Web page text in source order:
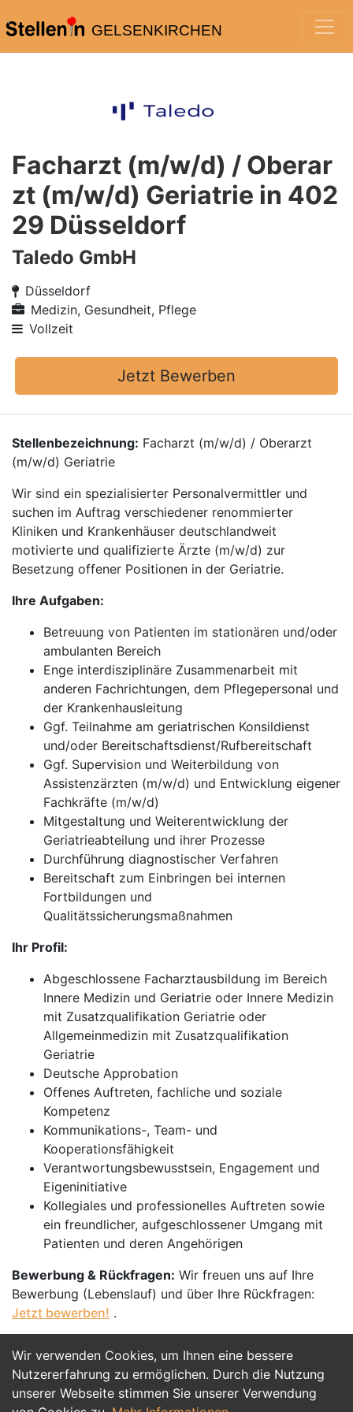
GELSENKIRCHEN
Wir verwenden Cookies, um Ihnen eine bessere
Nutzererfahrung zu ermöglichen. Durch die Nutzung
unserer Webseite stimmen Sie unserer Verwendung
Facharzt (m/w/d) / Oberar
zt (m/w/d) Geriatrie in 402
29 Düsseldorf
Taledo GmbH
Düsseldorf
Medizin, Gesundheit, Pflege
Vollzeit
Jetzt Bewerben
Stellenbezeichnung: Facharzt (m/w/d) / Oberarzt
(m/w/d) Geriatrie
Wir sind ein spezialisierter Personalvermittler und
suchen im Auftrag verschiedener renommierter
Kliniken und Krankenhäuser deutschlandweit
motivierte und qualifizierte Ärzte (m/w/d) zur
Besetzung offener Positionen in der Geriatrie.
Ihre Aufgaben:
Betreuung von Patienten im stationären und/oder
ambulanten Bereich
Enge interdisziplinäre Zusammenarbeit mit
anderen Fachrichtungen, dem Pflegepersonal und
der Krankenhausleitung
Ggf. Teilnahme am geriatrischen Konsildienst
und/oder Bereitschaftsdienst/Rufbereitschaft
Ggf. Supervision und Weiterbildung von
Assistenzärzten (m/w/d) und Entwicklung eigener
Fachkräfte (m/w/d)
Mitgestaltung und Weiterentwicklung der
Geriatrieabteilung und ihrer Prozesse
Durchführung diagnostischer Verfahren
Bereitschaft zum Einbringen bei internen
Fortbildungen und
Qualitätssicherungsmaßnahmen
Ihr Profil:
Abgeschlossene Facharztausbildung im Bereich
Innere Medizin und Geriatrie oder Innere Medizin
mit Zusatzqualifikation Geriatrie oder
Allgemeinmedizin mit Zusatzqualifikation
Geriatrie
Deutsche Approbation
Offenes Auftreten, fachliche und soziale
Kompetenz
Kommunikations-, Team- und
Kooperationsfähigkeit
Verantwortungsbewusstsein, Engagement und
Eigeninitiative
Kollegiales und professionelles Auftreten sowie
ein freundlicher, aufgeschlossener Umgang mit
Patienten und deren Angehörigen
Bewerbung & Rückfragen: Wir freuen uns auf Ihre
Bewerbung (Lebenslauf) und über Ihre Rückfragen:
Jetzt bewerben! .
Jetzt Bewerben